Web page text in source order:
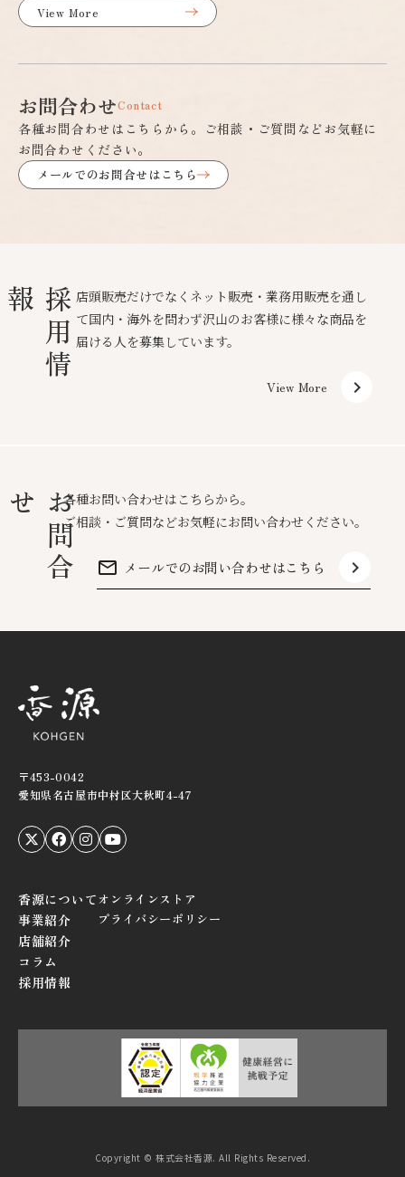
View More
お問合わせContact
各種お問合わせはこちらから。ご相談・ご質問などお気軽に
お問合わせください。
メールでのお問合せはこちら
採
用
情
報
店頭販売だけでなくネット販売・業務用販売を通し
て国内・海外を問わず沢山のお客様に様々な商品を
届ける人を募集しています。
View More keyboard_arrow_right
お
問
合
せ
各種お問い合わせはこちらから。
ご相談・ご質問などお気軽にお問い合わせください。
mail_outline メールでのお問い合わせはこちら keyboard_arrow_right
〒453-0042
愛知県名古屋市中村区大秋町4-47
香源について
事業紹介
店舗紹介
コラム
採用情報
オンラインストア
プライバシーポリシー
Copyright © 株式会社香源. All Rights Reserved.